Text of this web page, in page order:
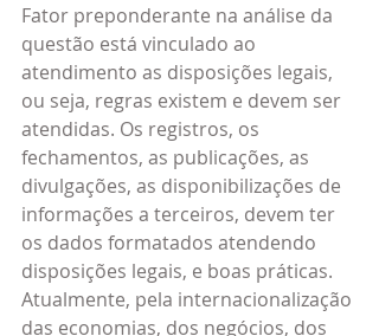
Fator preponderante na análise da
questão está vinculado ao
atendimento as disposições legais,
ou seja, regras existem e devem ser
atendidas. Os registros, os
fechamentos, as publicações, as
divulgações, as disponibilizações de
informações a terceiros, devem ter
os dados formatados atendendo
disposições legais, e boas práticas.
Atualmente, pela internacionalização
das economias, dos negócios, dos